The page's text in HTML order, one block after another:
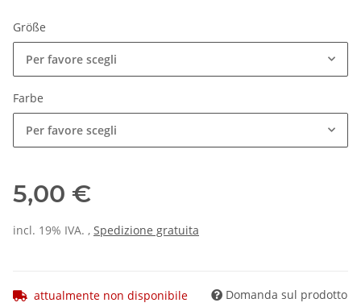
Größe
Per favore scegli
Farbe
Per favore scegli
5,00 €
incl. 19% IVA. , Spedizione gratuita
attualmente non disponibile Domanda sul prodotto